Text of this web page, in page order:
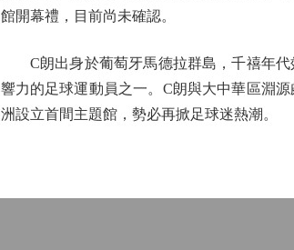
館開幕禮，目前尚未確認。
C朗出身於葡萄牙馬德拉群島，千禧年代
響力的足球運動員之一。C朗與大中華區淵
洲設立首間主題館，勢必再掀足球迷熱潮。